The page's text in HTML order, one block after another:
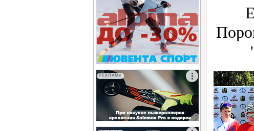
РЕКЛАМА